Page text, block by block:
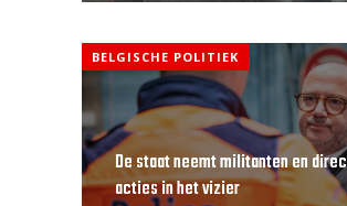
BELGISCHE POLITIEK
De staat neemt militanten en
acties in het vizier